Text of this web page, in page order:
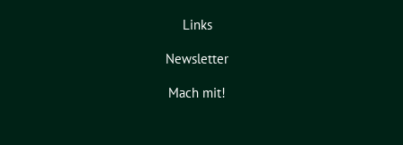
Links
Newsletter
Mach mit!